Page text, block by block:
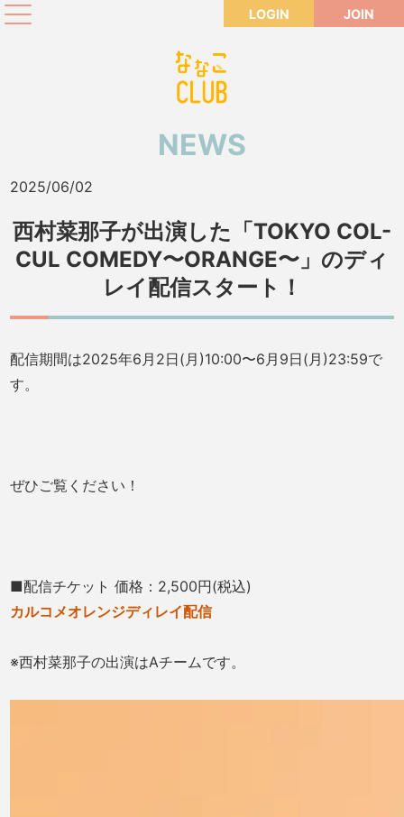
LOGIN JOIN
NEWS
2025/06/02
西村菜那子が出演した「TOKYO COL-
CUL COMEDY〜ORANGE〜」のディ
レイ配信スタート！
配信期間は2025年6月2日(月)10:00〜6月9日(月)23:59で
す。
ぜひご覧ください！
■配信チケット 価格：2,500円(税込)
カルコメオレンジディレイ配信
※西村菜那子の出演はAチームです。